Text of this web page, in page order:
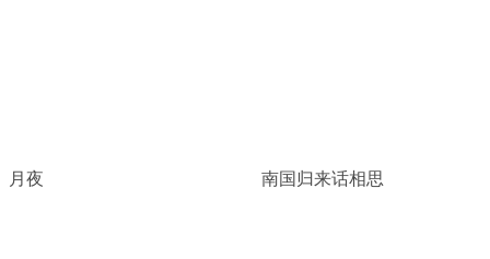
月夜 南国归来话相思